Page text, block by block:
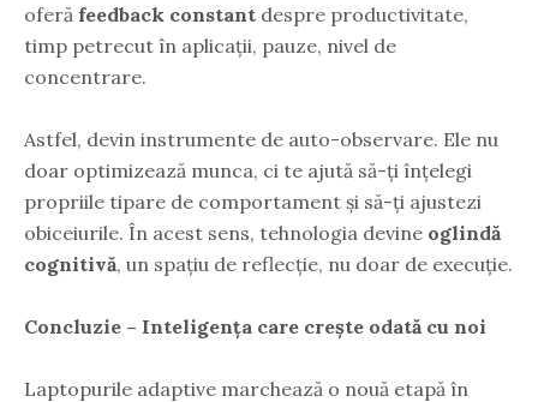
oferă feedback constant despre productivitate,
timp petrecut în aplicații, pauze, nivel de
concentrare.
Astfel, devin instrumente de auto-observare. Ele nu
doar optimizează munca, ci te ajută să-ți înțelegi
propriile tipare de comportament și să-ți ajustezi
obiceiurile. În acest sens, tehnologia devine oglindă
cognitivă, un spațiu de reflecție, nu doar de execuție.
Concluzie – Inteligența care crește odată cu noi
Laptopurile adaptive marchează o nouă etapă în